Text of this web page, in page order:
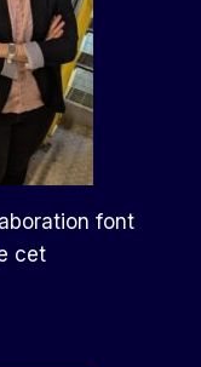
font
cet